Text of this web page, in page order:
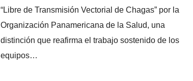
“Libre de Transmisión Vectorial de Chagas” por la
Organización Panamericana de la Salud, una
distinción que reafirma el trabajo sostenido de los
equipos…